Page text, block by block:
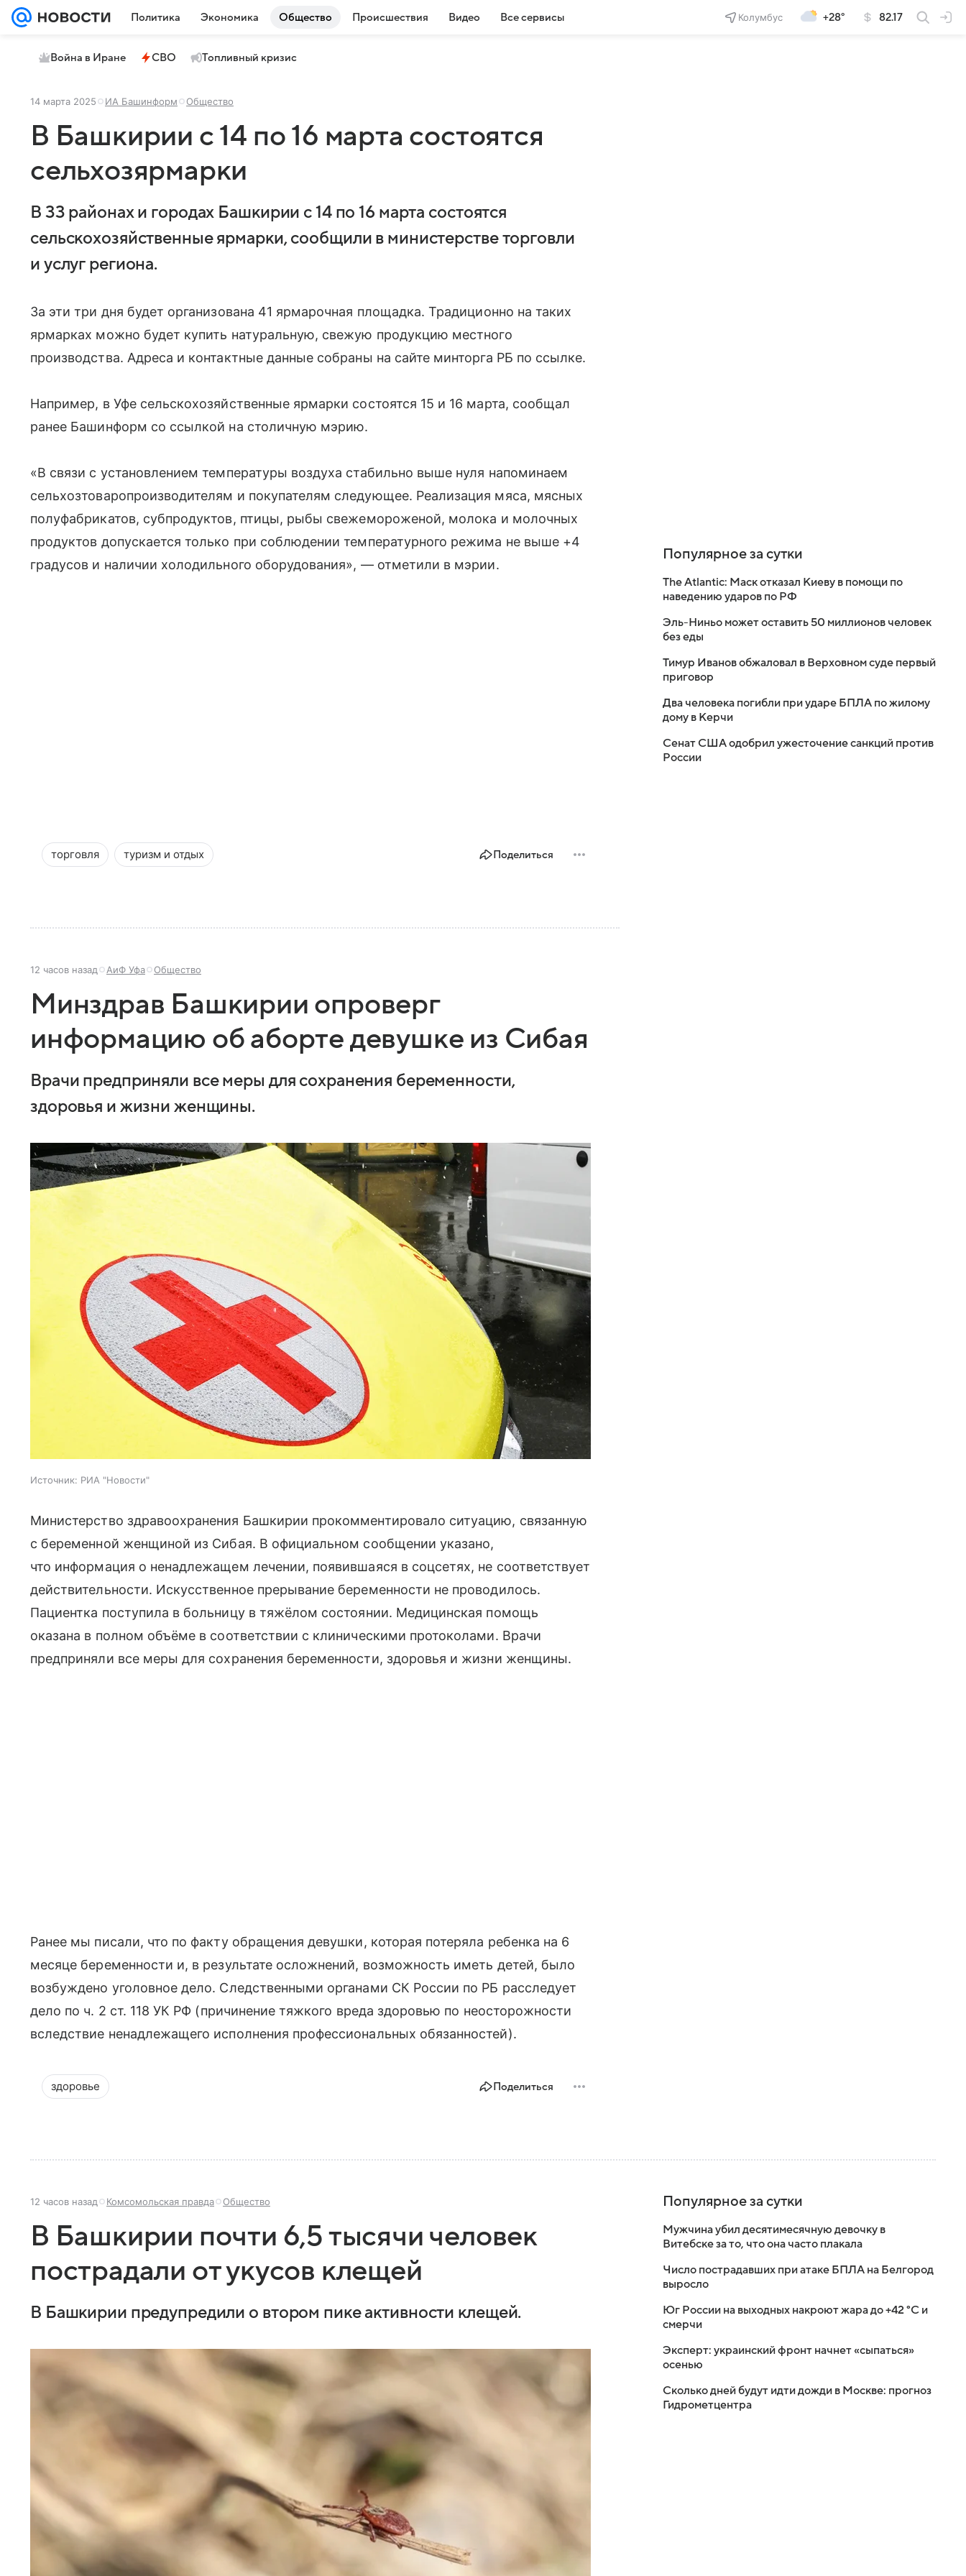
Политика Экономика Общество Происшествия Видео Все сервисы Колумбус +28° 82.17
Война в Иране СВО Топливный кризис
14 марта 2025 ИА Башинформ Общество
В Башкирии с 14 по 16 марта состоятся
сельхозярмарки
В 33 районах и городах Башкирии с 14 по 16 марта состоятся
сельскохозяйственные ярмарки, сообщили в министерстве торговли
и услуг региона.
За эти три дня будет организована 41 ярмарочная площадка. Традиционно на таких
ярмарках можно будет купить натуральную, свежую продукцию местного
производства. Адреса и контактные данные собраны на сайте минторга РБ по ссылке.
Например, в Уфе сельскохозяйственные ярмарки состоятся 15 и 16 марта, сообщал
ранее Башинформ со ссылкой на столичную мэрию.
«В связи с установлением температуры воздуха стабильно выше нуля напоминаем
сельхозтоваропроизводителям и покупателям следующее. Реализация мяса, мясных
полуфабрикатов, субпродуктов, птицы, рыбы свежемороженой, молока и молочных
продуктов допускается только при соблюдении температурного режима не выше +4
градусов и наличии холодильного оборудования», — отметили в мэрии.
торговля туризм и отдых Поделиться
12 часов назад АиФ Уфа Общество
Минздрав Башкирии опроверг
информацию об аборте девушке из Сибая
Врачи предприняли все меры для сохранения беременности,
здоровья и жизни женщины.
Источник: РИА "Новости"
Министерство здравоохранения Башкирии прокомментировало ситуацию, связанную
с беременной женщиной из Сибая. В официальном сообщении указано,
что информация о ненадлежащем лечении, появившаяся в соцсетях, не соответствует
действительности. Искусственное прерывание беременности не проводилось.
Пациентка поступила в больницу в тяжёлом состоянии. Медицинская помощь
оказана в полном объёме в соответствии с клиническими протоколами. Врачи
предприняли все меры для сохранения беременности, здоровья и жизни женщины.
Ранее мы писали, что по факту обращения девушки, которая потеряла ребенка на 6
месяце беременности и, в результате осложнений, возможность иметь детей, было
возбуждено уголовное дело. Следственными органами СК России по РБ расследует
дело по ч. 2 ст. 118 УК РФ (причинение тяжкого вреда здоровью по неосторожности
вследствие ненадлежащего исполнения профессиональных обязанностей).
здоровье Поделиться
Популярное за сутки
The Atlantic: Маск отказал Киеву в помощи по
наведению ударов по РФ
Эль-Ниньо может оставить 50 миллионов человек
без еды
Тимур Иванов обжаловал в Верховном суде первый
приговор
Два человека погибли при ударе БПЛА по жилому
дому в Керчи
Сенат США одобрил ужесточение санкций против
России
12 часов назад Комсомольская правда Общество
В Башкирии почти 6,5 тысячи человек
пострадали от укусов клещей
В Башкирии предупредили о втором пике активности клещей.
Популярное за сутки
Мужчина убил десятимесячную девочку в
Витебске за то, что она часто плакала
Число пострадавших при атаке БПЛА на Белгород
выросло
Юг России на выходных накроют жара до +42 °C и
смерчи
Эксперт: украинский фронт начнет «сыпаться»
осенью
Сколько дней будут идти дожди в Москве: прогноз
Гидрометцентра